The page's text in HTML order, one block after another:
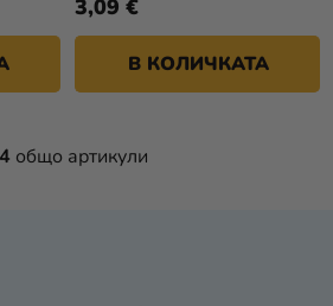
3,09 €
В КОЛИЧКАТА
К
общо артикули